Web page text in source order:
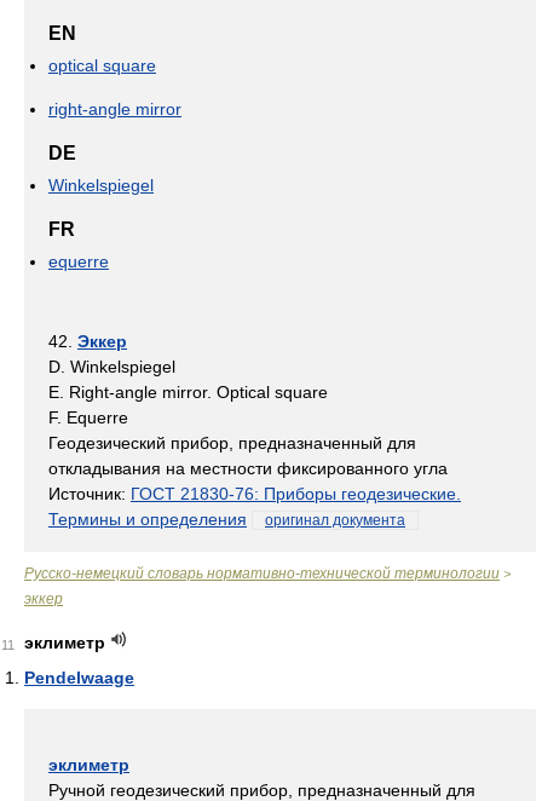
EN
optical square
right-angle mirror
DE
Winkelspiegel
FR
equerre
42. Эккер
D. Winkelspiegel
E. Right-angle mirror. Optical square
F. Equerre
Геодезический прибор, предназначенный для
откладывания на местности фиксированного угла
Источник: ГОСТ 21830-76: Приборы геодезические.
Термины и определения
оригинал документа
Русско-немецкий словарь нормативно-технической терминологии >
эккер
11
эклиметр
Pendelwaage
эклиметр
Ручной геодезический прибор, предназначенный для